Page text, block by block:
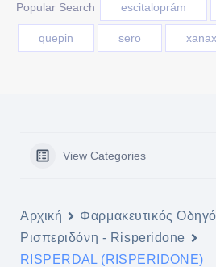
Popular Search escitaloprám
quepin sero xanax
View Categories
Αρχική
Φαρμακευτικός
Ρισπεριδόνη - Risperidone
RISPERDAL (RISPERIDONE)